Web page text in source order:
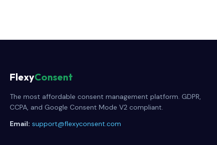
FlexyConsent
The most affordable consent management platform. GDPR,
CCPA, and Google Consent Mode V2 compliant.
Email: support@flexyconsent.com